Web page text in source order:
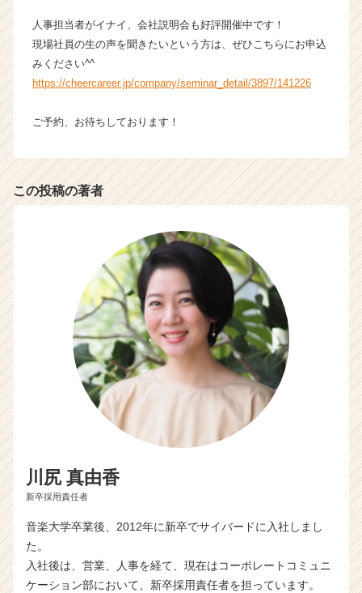
活
サ
ト
ア
e
r
C
a
r
e
e
r）
人事担当者がイナイ、会社説明会も好評開催中です！
現場社員の生の声を聞きたいという方は、ぜひこちらにお申込
みください^^
https://cheercareer.jp/company/seminar_detail/3897/141226
ご予約、お待ちしております！
この投稿の著者
川尻 真由香
新卒採用責任者
音楽大学卒業後、2012年に新卒でサイバードに入社しまし
た。
入社後は、営業、人事を経て、現在はコーポレートコミュニ
ケーション部において、新卒採用責任者を担っています。